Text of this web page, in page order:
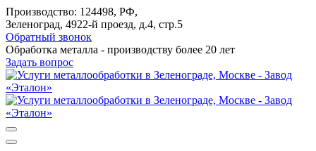
Производство: 124498, РФ,
Зеленоград, 4922-й проезд, д.4, стр.5
Обратный звонок
Обработка металла - производству более 20 лет
Задать вопрос